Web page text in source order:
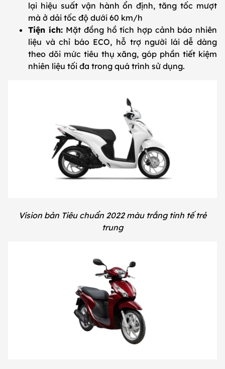
lại hiệu suất vận hành ổn định, tăng tốc mượt
mà ở dải tốc độ dưới 60 km/h
Tiện ích: Mặt đồng hồ tích hợp cảnh báo nhiên
liệu và chỉ báo ECO, hỗ trợ người lái dễ dàng
theo dõi mức tiêu thụ xăng, góp phần tiết kiệm
nhiên liệu tối đa trong quá trình sử dụng.
Vision bản Tiêu chuẩn 2022 màu trắng tinh tế trẻ
trung